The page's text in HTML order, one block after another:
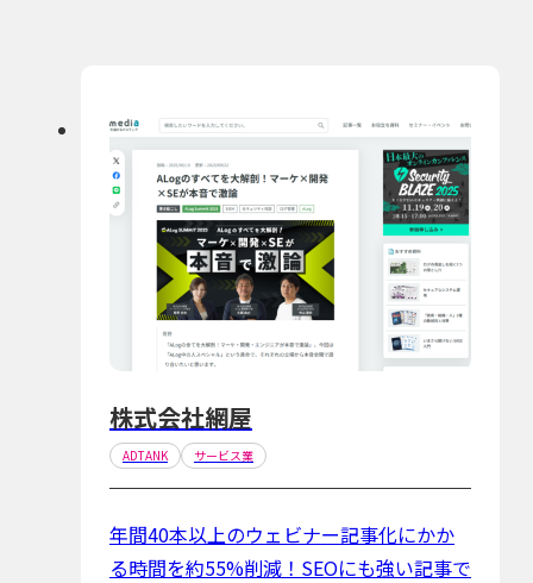
株式会社網屋
ADTANK サービス業
年間40本以上のウェビナー記事化にかか
る時間を約55%削減！SEOにも強い記事で